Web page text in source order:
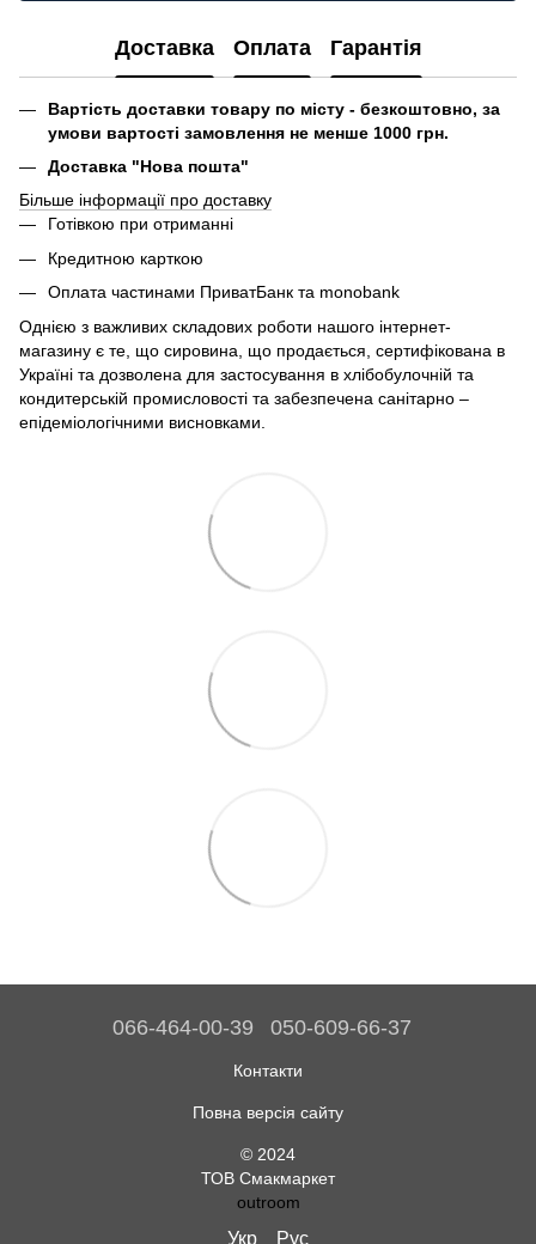
Доставка Оплата Гарантія
Вартість доставки товару по місту - безкоштовно, за
умови вартості замовлення не менше 1000 грн.
Доставка "Нова пошта"
Більше інформації про доставку
Готівкою при отриманні
Кредитною карткою
Оплата частинами ПриватБанк та monobank
Однією з важливих складових роботи нашого інтернет-
магазину є те, що сировина, що продається, сертифікована в
Україні та дозволена для застосування в хлібобулочній та
кондитерській промисловості та забезпечена санітарно –
епідеміологічними висновками.
066-464-00-39 050-609-66-37
Контакти
Повна версія сайту
© 2024
ТОВ Смакмаркет
outroom
Укр Рус